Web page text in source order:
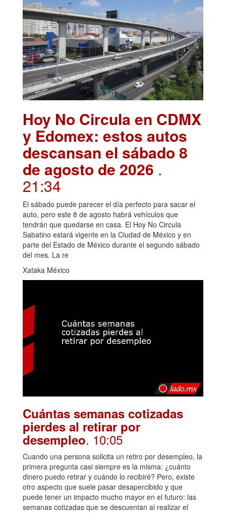
Hoy No Circula en CDMX
y Edomex: estos autos
descansan el sábado 8
de agosto de 2026 .
21:34
El sábado puede parecer el día perfecto para sacar el
auto, pero este 8 de agosto habrá vehículos que
tendrán que quedarse en casa. El Hoy No Circula
Sabatino estará vigente en la Ciudad de México y en
parte del Estado de México durante el segundo sábado
del mes. La re
Xataka México
Cuántas semanas cotizadas
pierdes al retirar por
desempleo. 10:05
Cuando una persona solicita un retiro por desempleo, la
primera pregunta casi siempre es la misma: ¿cuánto
dinero puedo retirar y cuándo lo recibiré? Pero, existe
otro aspecto que suele pasar desapercibido y que
puede tener un impacto mucho mayor en el futuro: las
semanas cotizadas que se descuentan al realizar el